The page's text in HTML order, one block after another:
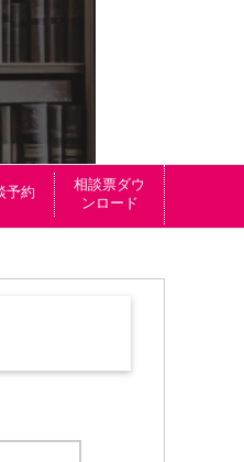
予約
相談票ダウ
ンロード